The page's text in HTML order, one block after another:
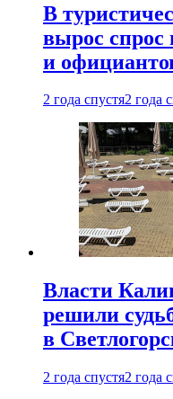
В
вырос спрос
и
2 года спустя2 года
Власти
решили
в
2 года спустя2 года